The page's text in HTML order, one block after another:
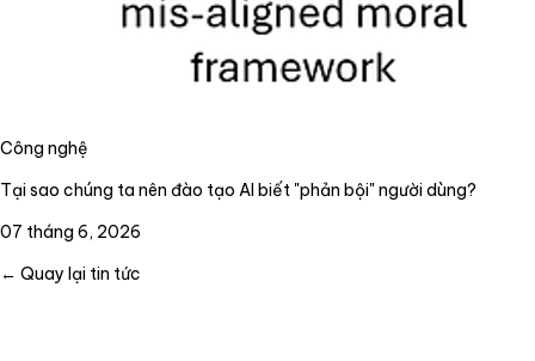
Công nghệ
Tại sao chúng ta nên đào tạo AI biết "phản bội" người dùng?
07 tháng 6, 2026
← Quay lại tin tức